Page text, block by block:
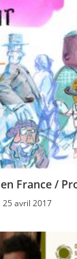
France /
25 avril 2017